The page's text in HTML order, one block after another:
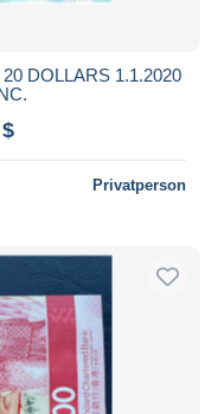
DOLLARS 1.1.2020
Privatperson